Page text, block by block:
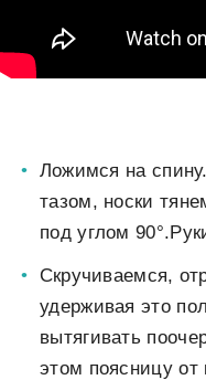
Ложимся на
тазом, носки
под углом
Скручиваемся,
удерживая это
вытягивать
этом поясницу от